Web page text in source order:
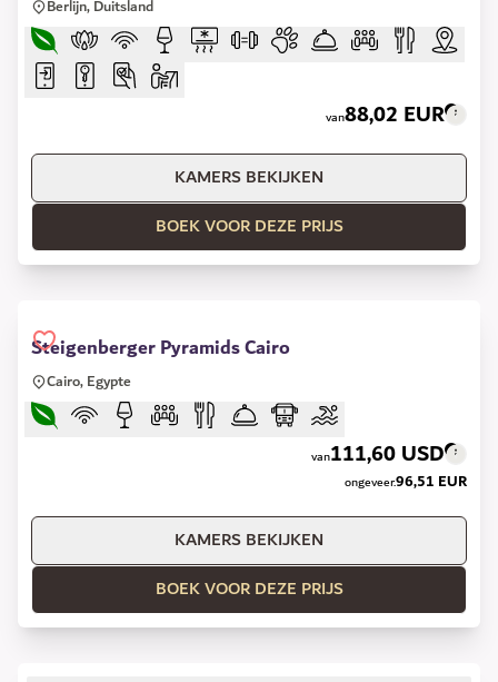
Berlijn, Duitsland
van88,02 EUR
KAMERS BEKIJKEN
BOEK VOOR DEZE PRIJS
Steigenberger Pyramids Cairo
Cairo, Egypte
van111,60 USD
ongeveer.96,51 EUR
KAMERS BEKIJKEN
BOEK VOOR DEZE PRIJS